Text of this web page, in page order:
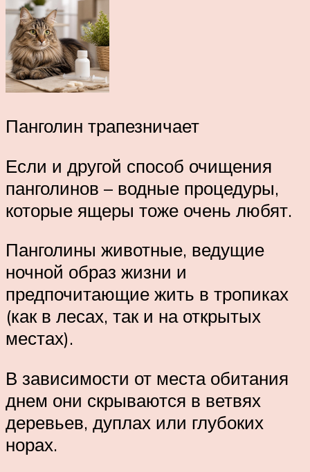
Панголин трапезничает
Если и другой способ очищения
панголинов – водные процедуры,
которые ящеры тоже очень любят.
Панголины животные, ведущие
ночной образ жизни и
предпочитающие жить в тропиках
(как в лесах, так и на открытых
местах).
В зависимости от места обитания
днем они скрываются в ветвях
деревьев, дуплах или глубоких
норах.